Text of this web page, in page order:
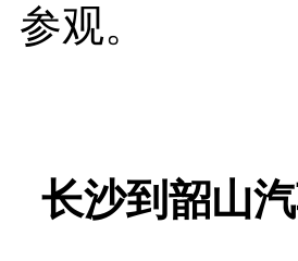
参观。
长沙到韶山汽